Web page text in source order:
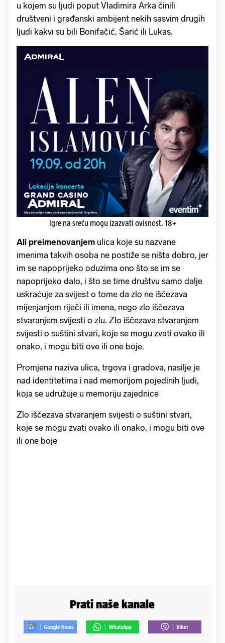
u kojem su ljudi poput Vladimira Arka činili
društveni i građanski ambijent nekih sasvim drugih
ljudi kakvi su bili Bonifačić, Šarić ili Lukas.
Igre na sreću mogu izazvati ovisnost. 18+
Ali preimenovanjem ulica koje su nazvane
imenima takvih osoba ne postiže se ništa dobro, jer
im se napoprijeko oduzima ono što se im se
napoprijeko dalo, i što se time društvu samo dalje
uskraćuje za svijest o tome da zlo ne iščezava
mijenjanjem riječi ili imena, nego zlo iščezava
stvaranjem svijesti o zlu. Zlo iščezava stvaranjem
svijesti o suštini stvari, koje se mogu zvati ovako ili
onako, i mogu biti ove ili one boje.
Promjena naziva ulica, trgova i gradova, nasilje je
nad identitetima i nad memorijom pojedinih ljudi,
koja se udružuje u memoriju zajednice
Zlo iščezava stvaranjem svijesti o suštini stvari,
koje se mogu zvati ovako ili onako, i mogu biti ove
ili one boje
Prati naše kanale